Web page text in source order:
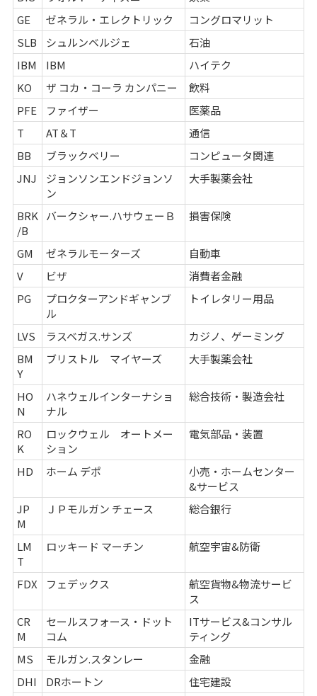
GE
ゼネラル・エレクトリック
コングロマリット
SLB
シュルンベルジェ
石油
IBM
IBM
ハイテク
KO
ザ コカ・コーラ カンパニー
飲料
PFE
ファイザー
医薬品
T
AT＆T
通信
BB
ブラックベリー
コンピュータ関連
JNJ
ジョンソンエンドジョンソ
ン
大手製薬会社
BRK
/B
バークシャー.ハサウェーＢ 損害保険
GM ゼネラルモーターズ
自動車
V
ビザ
消費者金融
PG
プロクターアンドギャンブ
ル
トイレタリー用品
LVS ラスベガス.サンズ
カジノ、ゲーミング
BM
Y
ブリストル マイヤーズ 大手製薬会社
HO
N
ハネウェルインターナショ
ナル
総合技術・製造会社
RO
K
ロックウェル オートメー
ション
電気部品・装置
HD ホーム デポ
小売・ホームセンター
&サービス
JP
M
ＪＰモルガン チェース 総合銀行
LM
T
ロッキード マーチン 航空宇宙&防衛
FDX フェデックス
航空貨物&物流サービ
ス
CR
M
セールスフォース・ドット
コム
ITサービス&コンサル
ティング
MS
モルガン.スタンレー
金融
DHI
DRホートン
住宅建設